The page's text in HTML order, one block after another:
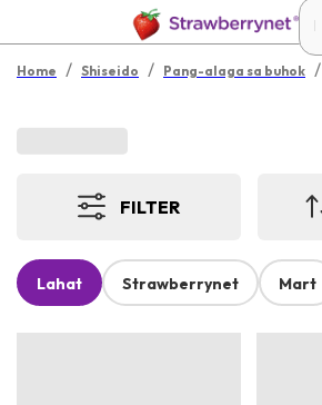
Home / Shiseido / Pang-alaga sa buhok /
FILTER
Lahat Strawberrynet Mart